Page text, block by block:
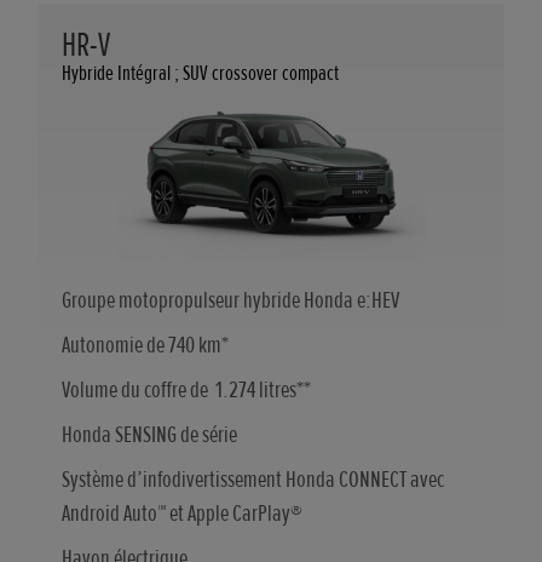
HR-V
Hybride Intégral ; SUV crossover compact
Groupe motopropulseur hybride Honda e:HEV
Autonomie de 740 km*
Volume du coffre de 1.274 litres**
Honda SENSING de série
Système d’infodivertissement Honda CONNECT avec
Android Auto™ et Apple CarPlay®